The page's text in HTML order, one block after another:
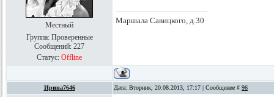
Местный
Группа: Проверенные
Сообщений: 227
Статус: Offline
Маршала Савицкого, д.30
Ирина7646 Дата: Вторник, 20.08.2013, 17:17 | Сообщение # 96